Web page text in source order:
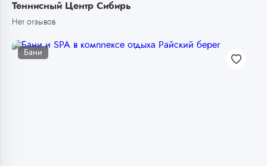
Теннисный Центр Сибирь
Нет отзывов
Бани